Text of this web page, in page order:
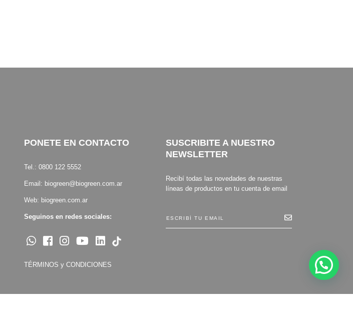
PONETE EN CONTACTO
Tel.: 0800 122 5552
Email: biogreen@biogreen.com.ar
Web: biogreen.com.ar
Seguinos en redes sociales:
TÉRMINOS y CONDICIONES
SUSCRIBITE A NUESTRO
NEWSLETTER
Recibí todas las novedades de nuestras
líneas de productos en tu cuenta de email